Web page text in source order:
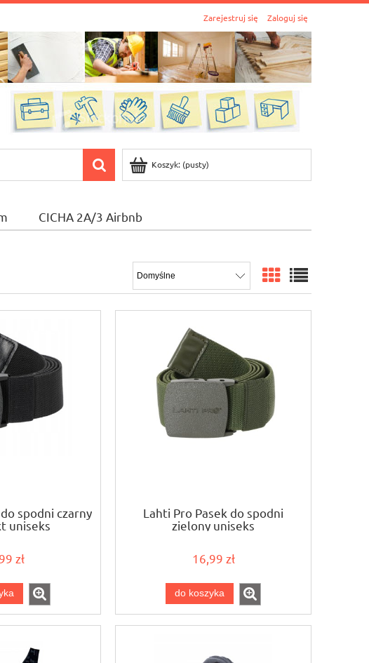
Zarejestruj się Zaloguj się
Koszyk: (pusty)
CICHA 2A/3 Airbnb
spodni czarny
uniseks
zł
Lahti Pro Pasek do spodni
zielony uniseks
16,99 zł
do koszyka